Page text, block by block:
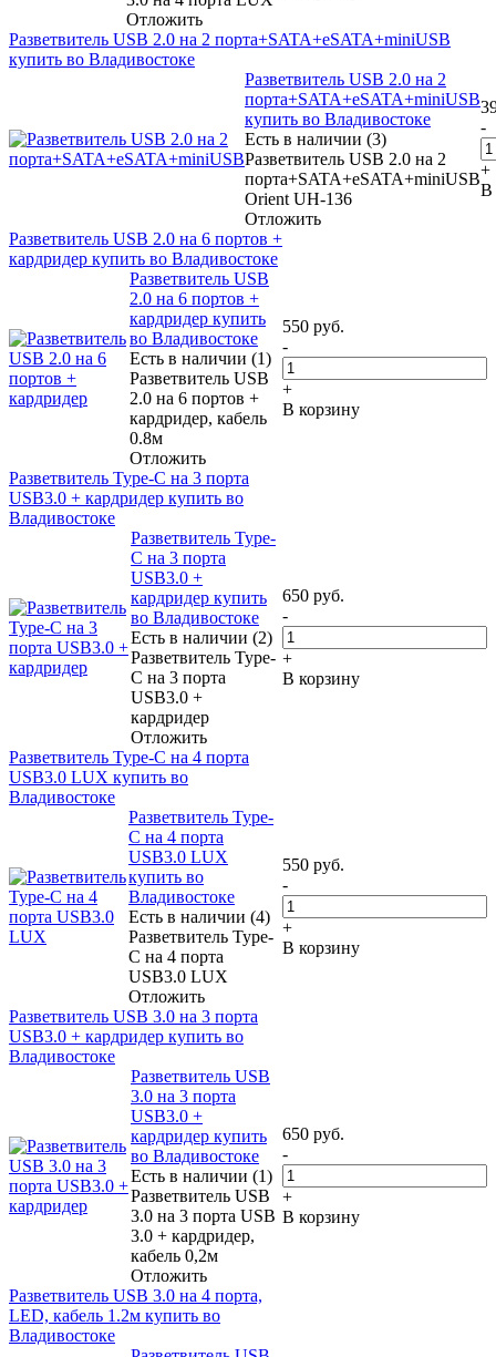
Отложить
Разветвитель USB 2.0 на 2 порта+SATA+eSATA+miniUSB
купить во Владивостоке
Разветвитель USB 2.0 на 2
порта+SATA+eSATA+miniUSB
купить во Владивостоке
Есть в наличии (3)
Разветвитель USB 2.0 на 2
порта+SATA+eSATA+miniUSB
Orient UH-136
Отложить
-
+
В
Разветвитель USB 2.0 на 6 портов +
кардридер купить во Владивостоке
Разветвитель USB
2.0 на 6 портов +
кардридер купить
во Владивостоке
Есть в наличии (1)
Разветвитель USB
2.0 на 6 портов +
кардридер, кабель
0.8м
Отложить
550 руб.
-
+
В корзину
Разветвитель Type-C на 3 порта
USB3.0 + кардридер купить во
Владивостоке
Разветвитель Type-
C на 3 порта
USB3.0 +
кардридер купить
во Владивостоке
Есть в наличии (2)
Разветвитель Type-
C на 3 порта
USB3.0 +
кардридер
Отложить
650 руб.
-
+
В корзину
Разветвитель Type-C на 4 порта
USB3.0 LUX купить во
Владивостоке
Разветвитель Type-
C на 4 порта
USB3.0 LUX
купить во
Владивостоке
Есть в наличии (4)
Разветвитель Type-
C на 4 порта
USB3.0 LUX
Отложить
550 руб.
-
+
В корзину
Разветвитель USB 3.0 на 3 порта
USB3.0 + кардридер купить во
Владивостоке
Разветвитель USB
3.0 на 3 порта
USB3.0 +
кардридер купить
во Владивостоке
Есть в наличии (1)
Разветвитель USB
3.0 на 3 порта USB
3.0 + кардридер,
кабель 0,2м
Отложить
650 руб.
-
+
В корзину
Разветвитель USB 3.0 на 4 порта,
LED, кабель 1.2м купить во
Владивостоке